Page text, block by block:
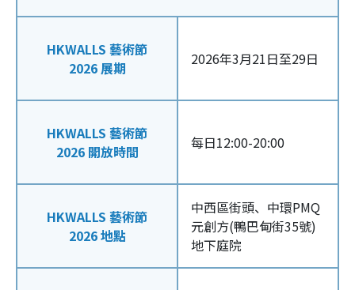
HKWALLS 藝術節
2026 展期
2026年3月21日至29日
HKWALLS 藝術節
2026 開放時間
每日12:00-20:00
HKWALLS 藝術節
2026 地點
中西區街頭、中環PMQ
元創方(鴨巴甸街35號)
地下庭院